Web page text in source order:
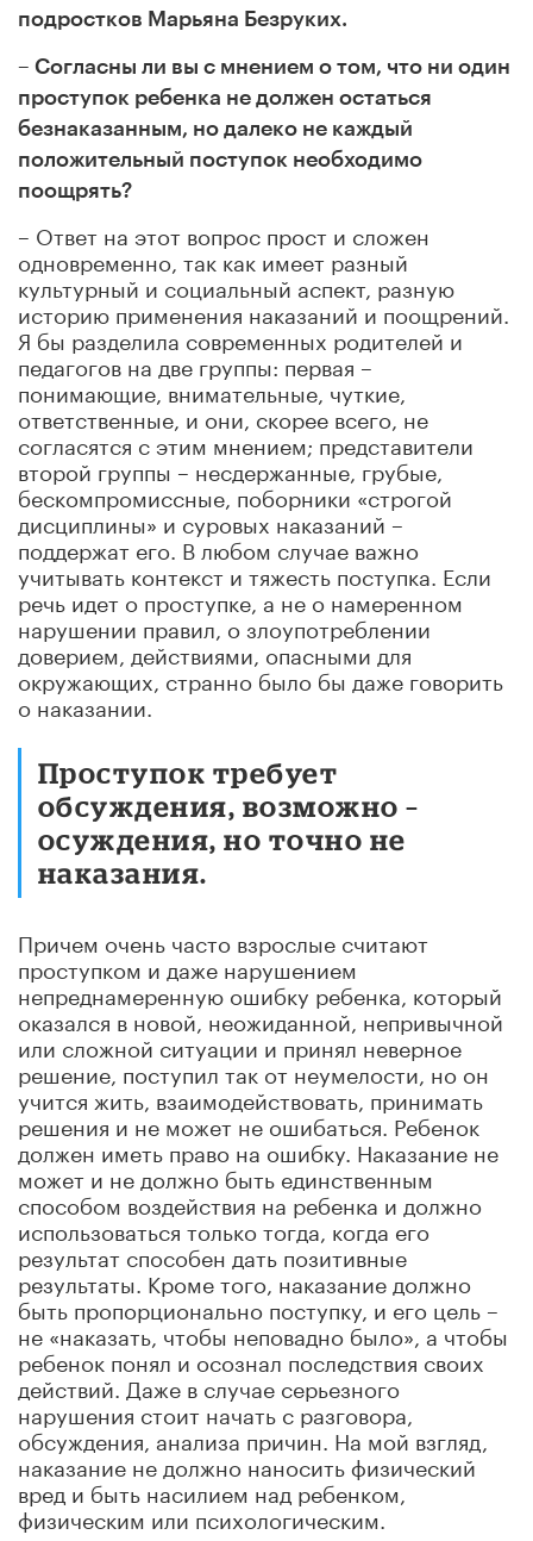
подростков Марьяна Безруких.
– Согласны ли вы с мнением о том, что ни один
проступок ребенка не должен остаться
безнаказанным, но далеко не каждый
положительный поступок необходимо
поощрять?
– Ответ на этот вопрос прост и сложен
одновременно, так как имеет разный
культурный и социальный аспект, разную
историю применения наказаний и поощрений.
Я бы разделила современных родителей и
педагогов на две группы: первая –
понимающие, внимательные, чуткие,
ответственные, и они, скорее всего, не
согласятся с этим мнением; представители
второй группы – несдержанные, грубые,
бескомпромиссные, поборники «строгой
дисциплины» и суровых наказаний –
поддержат его. В любом случае важно
учитывать контекст и тяжесть поступка. Если
речь идет о проступке, а не о намеренном
нарушении правил, о злоупотреблении
доверием, действиями, опасными для
окружающих, странно было бы даже говорить
о наказании.
Проступок требует
обсуждения, возможно –
осуждения, но точно не
наказания.
Причем очень часто взрослые считают
проступком и даже нарушением
непреднамеренную ошибку ребенка, который
оказался в новой, неожиданной, непривычной
или сложной ситуации и принял неверное
решение, поступил так от неумелости, но он
учится жить, взаимодействовать, принимать
решения и не может не ошибаться. Ребенок
должен иметь право на ошибку. Наказание не
может и не должно быть единственным
способом воздействия на ребенка и должно
использоваться только тогда, когда его
результат способен дать позитивные
результаты. Кроме того, наказание должно
быть пропорционально поступку, и его цель –
не «наказать, чтобы неповадно было», а чтобы
ребенок понял и осознал последствия своих
действий. Даже в случае серьезного
нарушения стоит начать с разговора,
обсуждения, анализа причин. На мой взгляд,
наказание не должно наносить физический
вред и быть насилием над ребенком,
физическим или психологическим.